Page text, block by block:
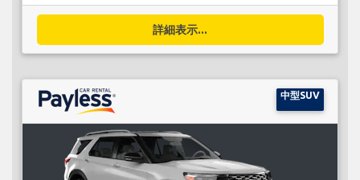
詳細表示...
中型SUV